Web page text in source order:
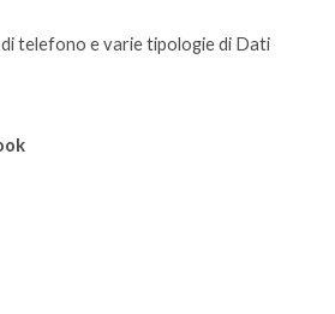
telefono e varie tipologie di Dati